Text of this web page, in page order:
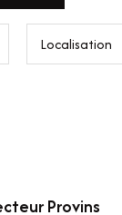
Secteur Loiret (45)
Secteur Marne (51)
Provins